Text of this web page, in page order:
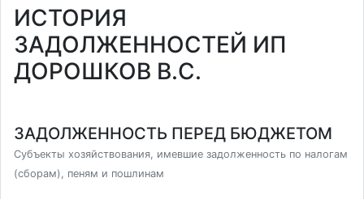
ИСТОРИЯ
ЗАДОЛЖЕННОСТЕЙ ИП
ДОРОШКОВ В.С.
ЗАДОЛЖЕННОСТЬ ПЕРЕД БЮДЖЕТОМ
Субъекты хозяйствования, имевшие задолженность по налогам
(сборам), пеням и пошлинам